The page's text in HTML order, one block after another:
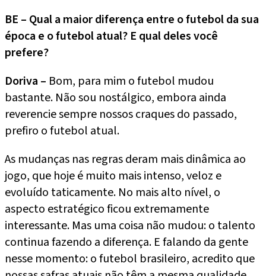
BE – Qual a maior diferença entre o futebol da sua
época e o futebol atual? E qual deles você
prefere?
Doriva – Bom, para mim o futebol mudou
bastante. Não sou nostálgico, embora ainda
reverencie sempre nossos craques do passado,
prefiro o futebol atual.
As mudanças nas regras deram mais dinâmica ao
jogo, que hoje é muito mais intenso, veloz e
evoluído taticamente. No mais alto nível, o
aspecto estratégico ficou extremamente
interessante. Mas uma coisa não mudou: o talento
continua fazendo a diferença. E falando da gente
nesse momento: o futebol brasileiro, acredito que